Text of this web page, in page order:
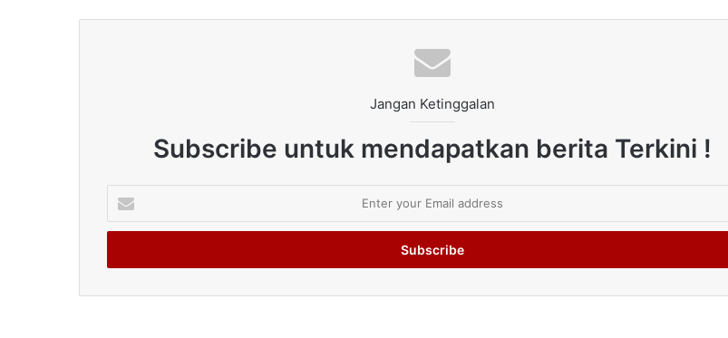
Jangan Ketinggalan
Subscribe untuk mendapatkan berita Terkini !
your
Email